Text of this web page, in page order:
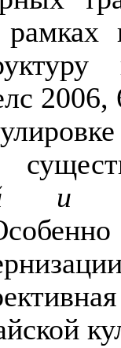
2006,
и